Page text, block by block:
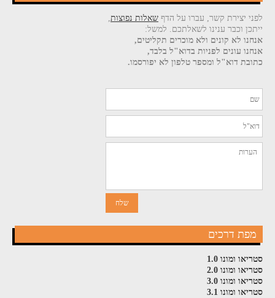
לפני יצירת קשר, עברו על הדף שאלות נפוצות,
ייתכן וכבר ענינו לשאלתכם. למשל:
אנחנו לא קונים ולא מוכרים תקליטים,
אנחנו עונים לפניות בדוא"ל בלבד,
כתובת דוא"ל ומספר טלפון לא יפורסמו.
מפת דרכים
סטריאו ומונו 1.0
סטריאו ומונו 2.0
סטריאו ומונו 3.0
סטריאו ומונו 3.1